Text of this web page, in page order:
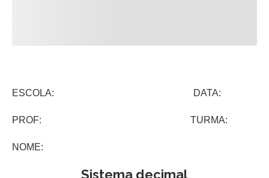
ESCOLA: DATA:
PROF: TURMA:
NOME:
Sistema decimal